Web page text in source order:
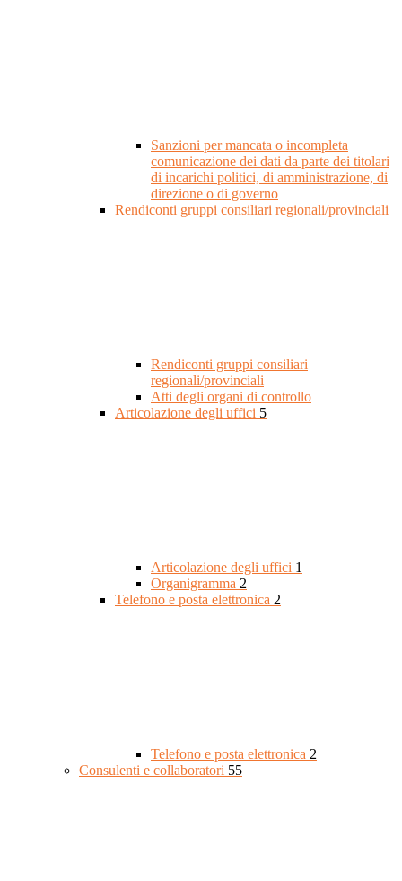
Sanzioni per mancata o incompleta
comunicazione dei dati da parte dei titolari
di incarichi politici, di amministrazione, di
direzione o di governo
Rendiconti gruppi consiliari regionali/provinciali
Rendiconti gruppi consiliari
regionali/provinciali
Atti degli organi di controllo
Articolazione degli uffici 5
Articolazione degli uffici 1
Organigramma 2
Telefono e posta elettronica 2
Telefono e posta elettronica 2
Consulenti e collaboratori 55